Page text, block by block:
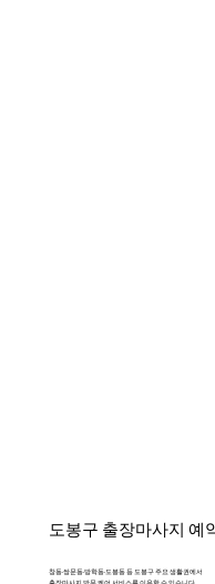
도봉구 출장마사지 예
창동·쌍문동·방학동·도봉동 등 도봉구 주요 생활권에서